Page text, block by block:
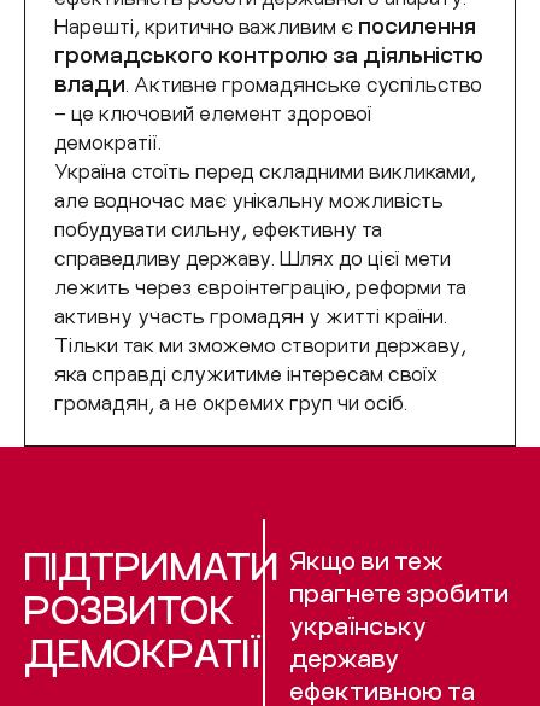
Нарешті, критично важливим є посилення
громадського контролю за діяльністю
влади. Активне громадянське суспільство
– це ключовий елемент здорової
демократії.
Україна стоїть перед складними викликами,
але водночас має унікальну можливість
побудувати сильну, ефективну та
справедливу державу. Шлях до цієї мети
лежить через євроінтеграцію, реформи та
активну участь громадян у житті країни.
Тільки так ми зможемо створити державу,
яка справді служитиме інтересам своїх
громадян, а не окремих груп чи осіб.
ПІДТРИМАТИ
РОЗВИТОК
ДЕМОКРАТІЇ
Якщо ви теж
прагнете зробити
українську
державу
ефективною та